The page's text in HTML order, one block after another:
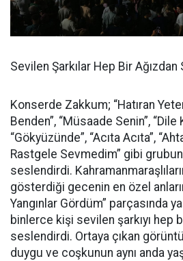
Sevilen Şarkılar Hep Bir Ağızdan
Konserde Zakkum; “Hatıran
Benden”, “Müsaade Senin”,
“Gökyüzünde”, “Acıta Acıta”,
Rastgele Sevmedim” gibi
seslendirdi.
gösterdiği gecenin en özel
Yangınlar Gördüm” parçasında
binlerce kişi sevilen şarkıyı hep
seslendirdi. Ortaya çıkan
duygu ve coşkunun aynı anda